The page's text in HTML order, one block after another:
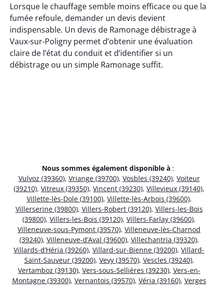
Lorsque le chauffage semble moins efficace ou que la
fumée refoule, demander un devis devient
indispensable. Un devis de Ramonage débistrage à
Vaux-sur-Poligny permet d’obtenir une évaluation
claire de l’état du conduit et d’identifier si un
débistrage ou un simple Ramonage suffit.
Nous sommes également disponible à :
Vulvoz (39360), Vriange (39700), Vosbles (39240), Voiteur
(39210), Vitreux (39350), Vincent (39230), Villevieux (39140),
Villette-lès-Dole (39100), Villette-lès-Arbois (39600),
Villerserine (39800), Villers-Robert (39120), Villers-les-Bois
(39800), Villers-les-Bois (39120), Villers-Farlay (39600),
Villeneuve-sous-Pymont (39570), Villeneuve-lès-Charnod
(39240), Villeneuve-d’Aval (39600), Villechantria (39320),
Villards-d’Héria (39260), Villard-sur-Bienne (39200), Villard-
Saint-Sauveur (39200), Vevy (39570), Vescles (39240),
Vertamboz (39130), Vers-sous-Sellières (39230), Vers-en-
Montagne (39300), Vernantois (39570), Véria (39160), Verges